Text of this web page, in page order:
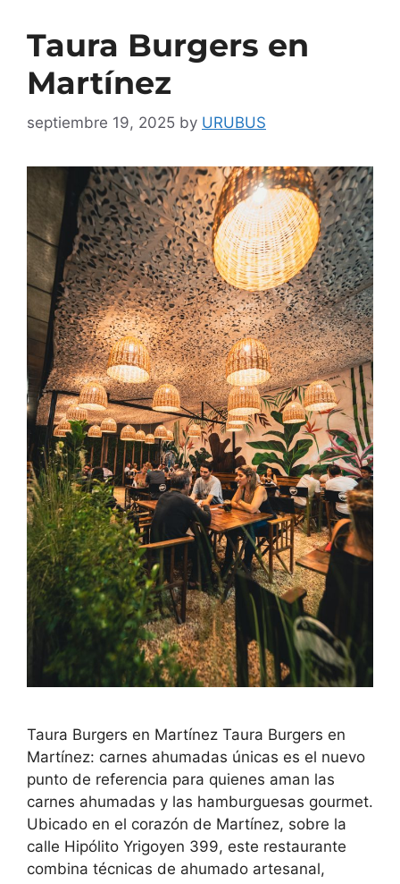
Taura Burgers en
Martínez
septiembre 19, 2025 by URUBUS
Taura Burgers en Martínez Taura Burgers en
Martínez: carnes ahumadas únicas es el nuevo
punto de referencia para quienes aman las
carnes ahumadas y las hamburguesas gourmet.
Ubicado en el corazón de Martínez, sobre la
calle Hipólito Yrigoyen 399, este restaurante
combina técnicas de ahumado artesanal,